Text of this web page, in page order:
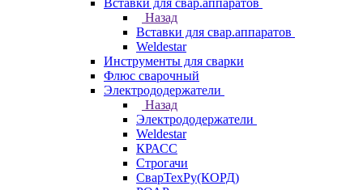
Вставки для свар.аппаратов
Назад
Вставки для свар.аппаратов
Weldestar
Инструменты для сварки
Флюс сварочный
Электрододержатели
Назад
Электрододержатели
Weldestar
КРАСС
Строгачи
СварТехРу(КОРД)